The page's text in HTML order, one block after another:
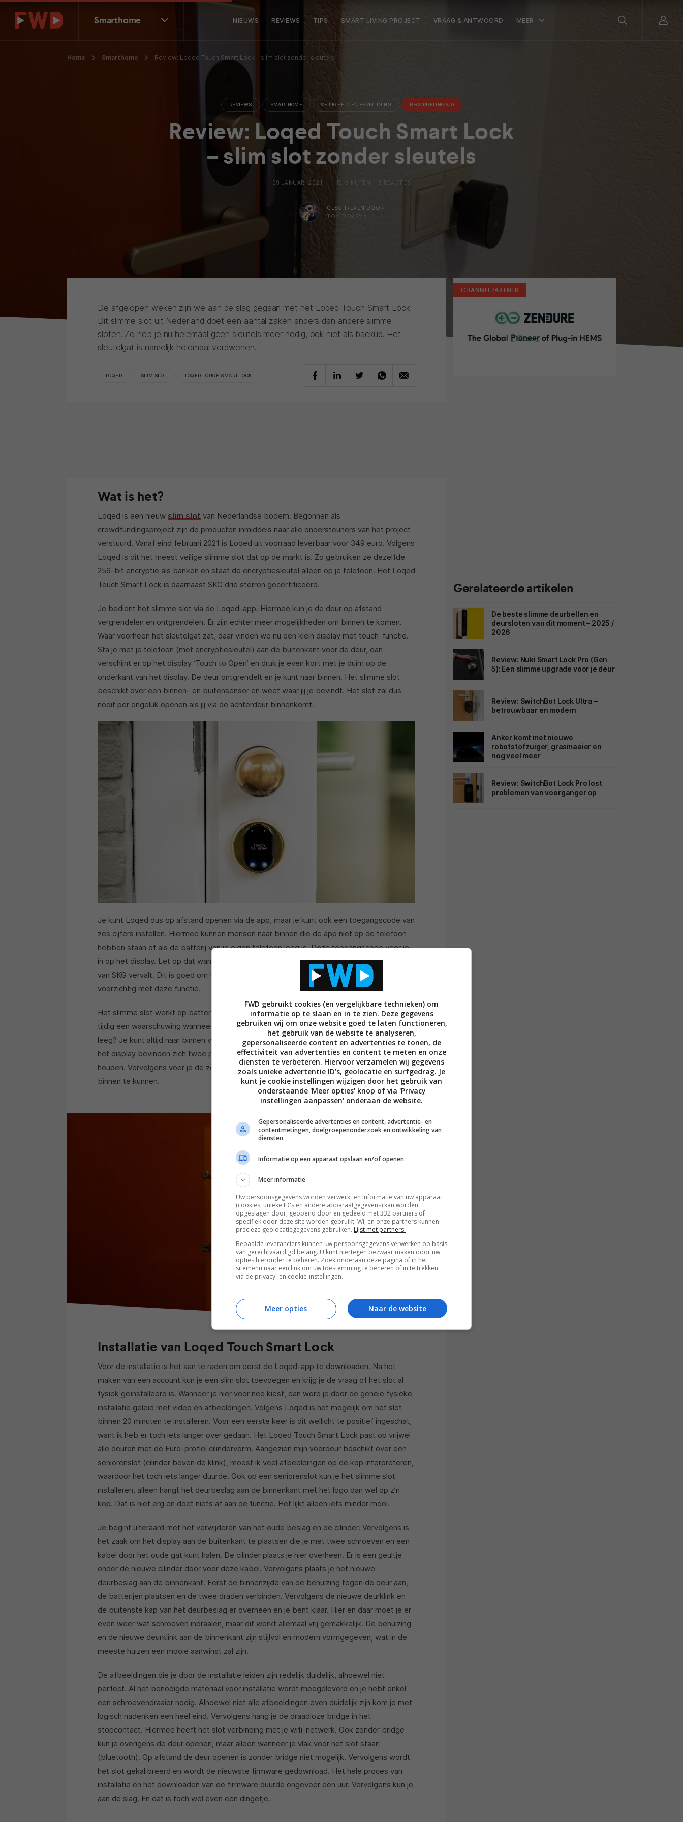
Smarthome NIEUWS REVIEWS TIPS SMART LIVING PROJECT VRAAG & ANTWOORD MEER
Home Smarthome Review: Loqed Touch Smart Lock – slim slot zonder sleutels
REVIEWS SMARTHOME VEILIGHEID EN BEVEILIGING BEOORDELING 8.0
Review: Loqed Touch Smart Lock
– slim slot zonder sleutels
09 JANUARI 2021 + 10 MINUTEN 5 REACTIES
GESCHREVEN DOOR
TOM DIJKEMA
De afgelopen weken zijn we aan de slag gegaan met het Loqed Touch Smart Lock.
Dit slimme slot uit Nederland doet een aantal zaken anders dan andere slimme
sloten. Zo heb je nu helemaal geen sleutels meer nodig, ook niet als backup. Het
sleutelgat is namelijk helemaal verdwenen.
LOQED SLIM SLOT LOQED TOUCH SMART LOCK
Wat is het?
Loqed is een nieuw slim slot van Nederlandse bodem. Begonnen als
crowdfundingsproject zijn de producten inmiddels naar alle ondersteuners van het project
verstuurd. Vanaf eind februari 2021 is Loqed uit voorraad leverbaar voor 349 euro. Volgens
Loqed is dit het meest veilige slimme slot dat op de markt is. Zo gebruiken ze dezelfde
256-bit encryptie als banken en staat de encryptiesleutel alleen op je telefoon. Het Loqed
Touch Smart Lock is daarnaast SKG drie sterren gecertificeerd.
Je bedient het slimme slot via de Loqed-app. Hiermee kun je de deur op afstand
vergrendelen en ontgrendelen. Er zijn echter meer mogelijkheden om binnen te komen.
Waar voorheen het sleutelgat zat, daar vinden we nu een klein display met touch-functie.
Sta je met je telefoon (met encryptiesleutel) aan de buitenkant voor de deur, dan
verschijnt er op het display ‘Touch to Open’ en druk je even kort met je duim op de
onderkant van het display. De deur ontgrendelt en je kunt naar binnen. Het slimme slot
beschikt over een binnen- en buitensensor en weet waar jij je bevindt. Het slot zal dus
nooit per ongeluk openen als jij via de achterdeur binnenkomt.
Je kunt Loqed dus op afstand openen via de app, maar je kunt ook een toegangscode van
zes cijfers instellen. Hiermee kunnen mensen naar binnen die de app niet op de telefoon
hebben staan of als de batterij van je eigen telefoon leeg is. Deze toegangscode voer je
in op het display. Let op dat wanneer het keypad actief is, dat de drie sterren-certificatie
van SKG vervalt. Dit is goed om te weten bij verzekeringskwesties, dus wees altijd
voorzichtig met deze functie.
Het slimme slot werkt op batterijen die ongeveer een jaar mee moeten gaan. Je krijgt
tijdig een waarschuwing wanneer je de batterijen moet vervangen. Zijn de batterijen toch
leeg? Je kunt altijd naar binnen via de noodstroomaansluiting. Op de buitenmodule met
het display bevinden zich twee pennetjes waar je een 9-Volt batterij tegenaan kunt
houden. Vervolgens voer je de zescijferige toegangscode in of gebruik je de app om naar
binnen te kunnen.
Installatie van Loqed Touch Smart Lock
Voor de installatie is het aan te raden om eerst de Loqed-app te downloaden. Na het
maken van een account kun je een slim slot toevoegen en krijg je de vraag of het slot al
fysiek geïnstalleerd is. Wanneer je hier voor nee kiest, dan word je door de gehele fysieke
installatie geleid met video en afbeeldingen. Volgens Loqed is het mogelijk om het slot
binnen 20 minuten te installeren. Voor een eerste keer is dit wellicht te positief ingeschat,
want ik heb er toch iets langer over gedaan. Het Loqed Touch Smart Lock past op vrijwel
alle deuren met de Euro-profiel cilindervorm. Aangezien mijn voordeur beschikt over een
seniorenslot (cilinder boven de klink), moest ik veel afbeeldingen op de kop interpreteren,
waardoor het toch iets langer duurde. Ook op een seniorenslot kun je het slimme slot
installeren, alleen hangt het deurbeslag aan de binnenkant met het logo dan wel op z’n
kop. Dat is niet erg en doet niets af aan de functie. Het lijkt alleen iets minder mooi.
Je begint uiteraard met het verwijderen van het oude beslag en de cilinder. Vervolgens is
het zaak om het display aan de buitenkant te plaatsen die je met twee schroeven en een
kabel door het oude gat kunt halen. De cilinder plaats je hier overheen. Er is een geultje
onder de nieuwe cilinder door voor deze kabel. Vervolgens plaats je het nieuwe
deurbeslag aan de binnenkant. Eerst de binnenzijde van de behuizing tegen de deur aan,
de batterijen plaatsen en de twee draden verbinden. Vervolgens de nieuwe deurklink en
de buitenste kap van het deurbeslag er overheen en je bent klaar. Hier en daar moet je er
even weer wat schroeven indraaien, maar dit werkt allemaal vrij gemakkelijk. De behuizing
en de nieuwe deurklink aan de binnenkant zijn stijlvol en modern vormgegeven, wat in de
meeste huizen een mooie aanwinst zal zijn.
De afbeeldingen die je door de installatie leiden zijn redelijk duidelijk, alhoewel niet
perfect. Al het benodigde materiaal voor installatie wordt meegeleverd en je hebt enkel
een schroevendraaier nodig. Alhoewel niet alle afbeeldingen even duidelijk zijn kom je met
logisch nadenken een heel eind. Vervolgens hang je de draadloze bridge in het
stopcontact. Hiermee heeft het slot verbinding met je wifi-netwerk. Ook zonder bridge
kun je overigens de deur openen, maar alleen wanneer je vlak voor het slot staan
(bluetooth). Op afstand de deur openen is zonder bridge niet mogelijk. Vervolgens wordt
het slot gekalibreerd en wordt de nieuwste firmware gedownload. Het hele proces van
installatie en het downloaden van de firmware duurde ongeveer een uur. Vervolgens kun je
aan de slag. En dat is toch wel even een dingetje.
CHANNELPARTNER
Gerelateerde artikelen
De beste slimme deurbellen en
deursloten van dit moment – 2025 /
2026
Review: Nuki Smart Lock Pro (Gen
5): Een slimme upgrade voor je deur
Review: SwitchBot Lock Ultra –
betrouwbaar en modern
Anker komt met nieuwe
robotstofzuiger, grasmaaier en
nog veel meer
Review: SwitchBot Lock Pro lost
problemen van voorganger op
FWD gebruikt cookies (en vergelijkbare technieken) om
informatie op te slaan en in te zien. Deze gegevens
gebruiken wij om onze website goed te laten functioneren,
het gebruik van de website te analyseren,
gepersonaliseerde content en advertenties te tonen, de
effectiviteit van advertenties en content te meten en onze
diensten te verbeteren. Hiervoor verzamelen wij gegevens
zoals unieke advertentie ID’s, geolocatie en surfgedrag. Je
kunt je cookie instellingen wijzigen door het gebruik van
onderstaande 'Meer opties' knop of via 'Privacy
instellingen aanpassen' onderaan de website.
Gepersonaliseerde advertenties en content, advertentie- en
contentmetingen, doelgroepenonderzoek en ontwikkeling van
diensten
Informatie op een apparaat opslaan en/of openen
Meer informatie
Uw persoonsgegevens worden verwerkt en informatie van uw apparaat
(cookies, unieke ID's en andere apparaatgegevens) kan worden
opgeslagen door, geopend door en gedeeld met 332 partners of
specifiek door deze site worden gebruikt. Wij en onze partners kunnen
precieze geolocatiegegevens gebruiken. Lijst met partners.
Bepaalde leveranciers kunnen uw persoonsgegevens verwerken op basis
van gerechtvaardigd belang. U kunt hiertegen bezwaar maken door uw
opties hieronder te beheren. Zoek onderaan deze pagina of in het
sitemenu naar een link om uw toestemming te beheren of in te trekken
via de privacy- en cookie-instellingen.
Naar de website
Meer opties